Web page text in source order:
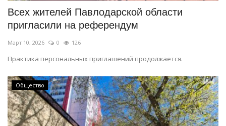
Всех жителей Павлодарской области
пригласили на референдум
Март 10, 2026 0 126
Практика персональных приглашений продолжается.
Общество